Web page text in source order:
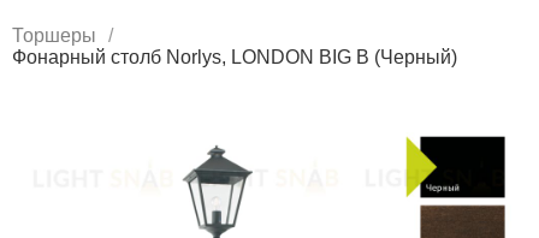
Торшеры
Фонарный столб Norlys, LONDON BIG B (Черный)